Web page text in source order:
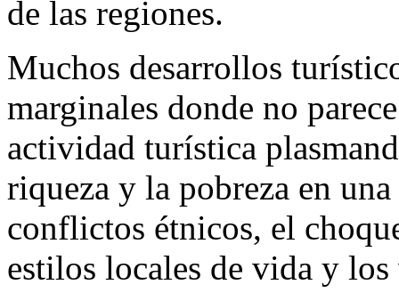
de las regiones.
Muchos desarrollos
marginales donde no
actividad turística
riqueza y la pobreza en
conflictos étnicos, el
estilos locales de vida y